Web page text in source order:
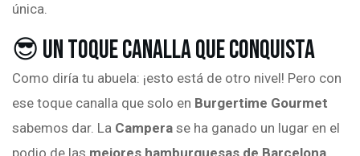
única.
😎 Un Toque Canalla que Conquista
Como diría tu abuela: ¡esto está de otro nivel! Pero con
ese toque canalla que solo en Burgertime Gourmet
sabemos dar. La Campera se ha ganado un lugar en el